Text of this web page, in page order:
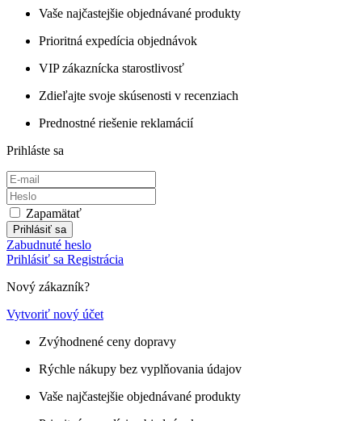
Vaše najčastejšie objednávané produkty
Prioritná expedícia objednávok
VIP zákaznícka starostlivosť
Zdieľajte svoje skúsenosti v recenziach
Prednostné riešenie reklamácií
Prihláste sa
Zapamätať
Prihlásiť sa
Zabudnuté heslo
Prihlásiť sa Registrácia
Nový zákazník?
Vytvoriť nový účet
Zvýhodnené ceny dopravy
Rýchle nákupy bez vyplňovania údajov
Vaše najčastejšie objednávané produkty